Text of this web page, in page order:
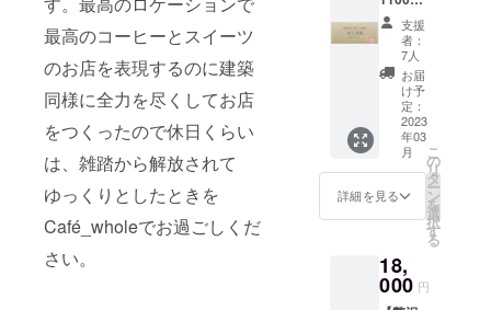
最高のコーヒーとスイーツ
のお店を表現するのに建築
同様に全力を尽くしてお店
をつくったので休日くらい
は、雑踏から解放されて
ゆっくりとしたときを
Café_wholeでお過ごしくだ
さい。
ルにて
配信い
たしま
す！ 掲
載期間:
お店が
続く限
り 掲載
方法:ロ
ゴorバ
ナーを
Instagr
amへ掲
載 ロ
円分】
whole愛
知野間
本店と
whole東
京吉祥
寺店に
てご使
用いた
だける
11000
円分の
優待券
りしま
す！ ※
お釣り
支援
者：
7人
お届
け予
定：
2023
年03
月
詳細を見る
こ
の
リ
タ
ー
ン
を
選
択
す
る
18,
000 円